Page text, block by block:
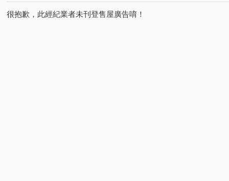
很抱歉，此經紀業者未刊登售屋廣告唷！